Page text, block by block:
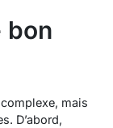
bon
mais
D’abord,